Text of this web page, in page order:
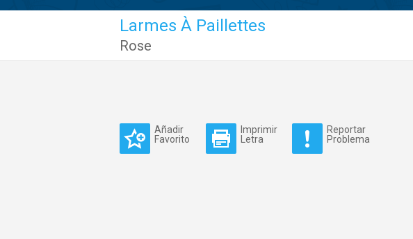
Larmes À Paillettes
Rose
Añadir
Favorito
Imprimir
Letra
Reportar
Problema